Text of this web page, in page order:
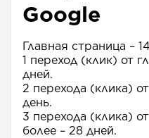
Google
Главная страница –
1 переход (клик) от
дней.
2 перехода (клика)
день.
3 перехода (клика)
более – 28 дней.